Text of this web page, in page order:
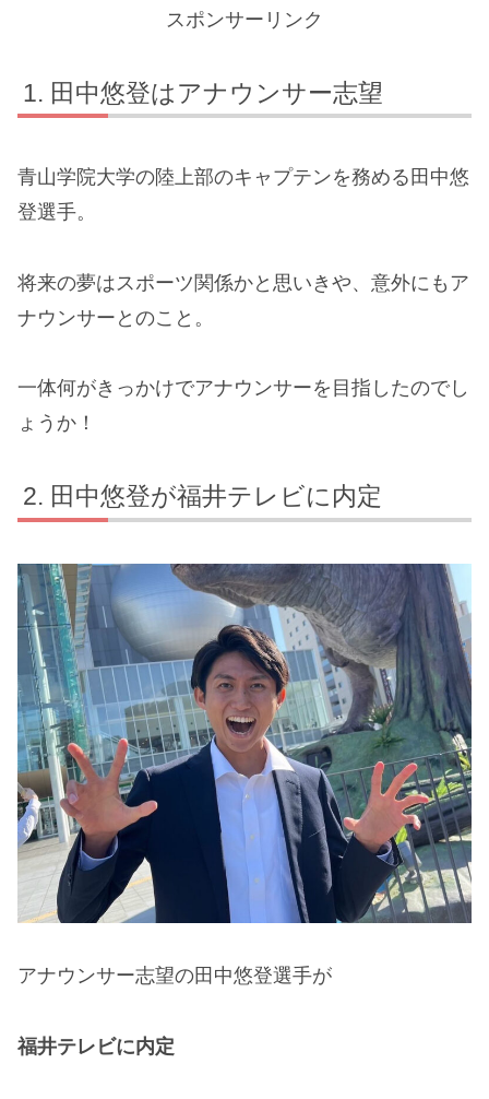
スポンサーリンク
田中悠登はアナウンサー志望
青山学院大学の陸上部のキャプテンを務める田中悠
登選手。
将来の夢はスポーツ関係かと思いきや、意外にもア
ナウンサーとのこと。
一体何がきっかけでアナウンサーを目指したのでし
ょうか！
田中悠登が福井テレビに内定
アナウンサー志望の田中悠登選手が
福井テレビに内定